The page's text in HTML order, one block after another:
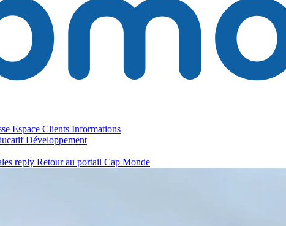
Espace Clients Informations
Développement
reply Retour au portail Cap Monde